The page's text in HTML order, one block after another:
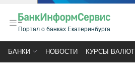
Портал о банках Екатеринбурга
БАНКИ НОВОСТИ КУРСЫ ВАЛЮТ